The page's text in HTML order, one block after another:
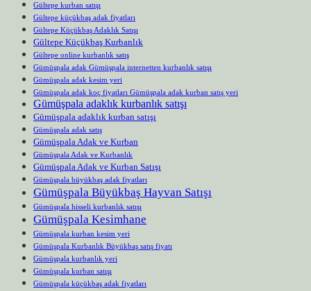
Gültepe kurban satışı
Gültepe küçükbaş adak fiyatları
Gültepe Küçükbaş Adaklık Satışı
Gültepe Küçükbaş Kurbanlık
Gültepe online kurbanlık satış
Gümüşpala adak Gümüşpala internetten kurbanlık satışı
Gümüşpala adak kesim yeri
Gümüşpala adak koç fiyatları Gümüşpala adak kurban satış yeri
Gümüşpala adaklık kurbanlık satışı
Gümüşpala adaklık kurban satışı
Gümüşpala adak satış
Gümüşpala Adak ve Kurban
Gümüşpala Adak ve Kurbanlık
Gümüşpala Adak ve Kurban Satışı
Gümüşpala büyükbaş adak fiyatları
Gümüşpala Büyükbaş Hayvan Satışı
Gümüşpala hisseli kurbanlık satışı
Gümüşpala Kesimhane
Gümüşpala kurban kesim yeri
Gümüşpala Kurbanlık Büyükbaş satış fiyatı
Gümüşpala kurbanlık yeri
Gümüşpala kurban satışı
Gümüşpala küçükbaş adak fiyatları